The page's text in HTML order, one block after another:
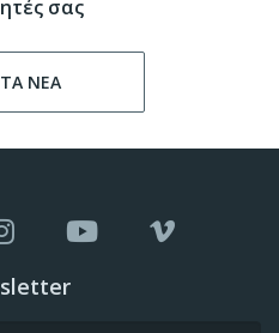
σας
ΝΕΑ